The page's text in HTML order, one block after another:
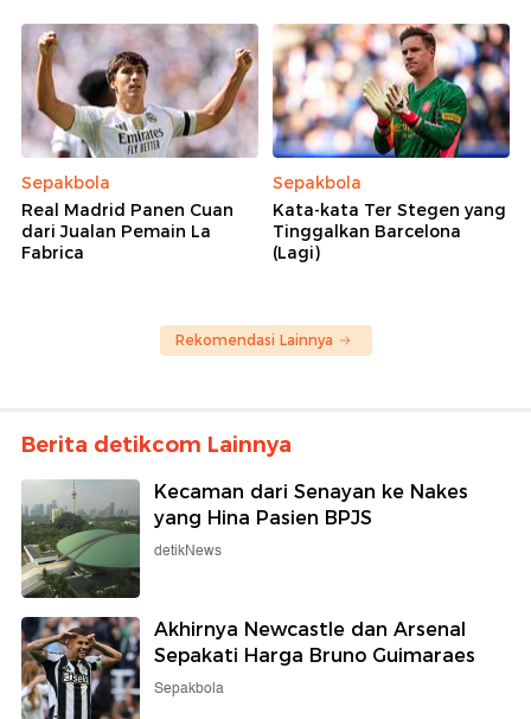
Sepakbola
Real Madrid Panen Cuan
dari Jualan Pemain La
Fabrica
Sepakbola
Kata-kata Ter Stegen yang
Tinggalkan Barcelona
(Lagi)
Rekomendasi Lainnya
Berita detikcom Lainnya
Kecaman dari Senayan ke Nakes
yang Hina Pasien BPJS
detikNews
Akhirnya Newcastle dan Arsenal
Sepakati Harga Bruno Guimaraes
Sepakbola